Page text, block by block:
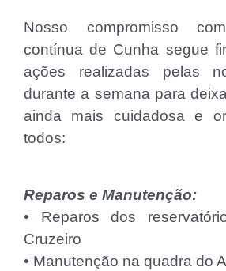
Nosso compromisso
contínua de Cunha segue
ações realizadas pelas
durante a semana para
ainda mais cuidadosa e
todos:
Reparos e Manutenção:
• Reparos dos
Cruzeiro
• Manutenção na quadra do